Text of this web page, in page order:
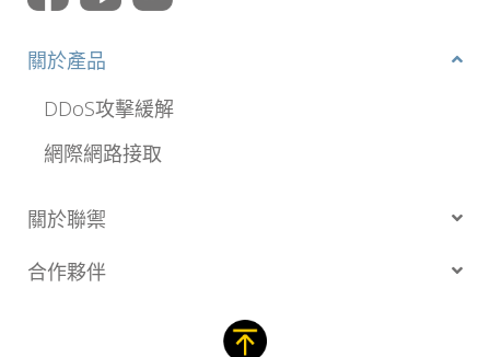
關於產品
DDoS攻擊緩解
網際網路接取
關於聯禦
合作夥伴